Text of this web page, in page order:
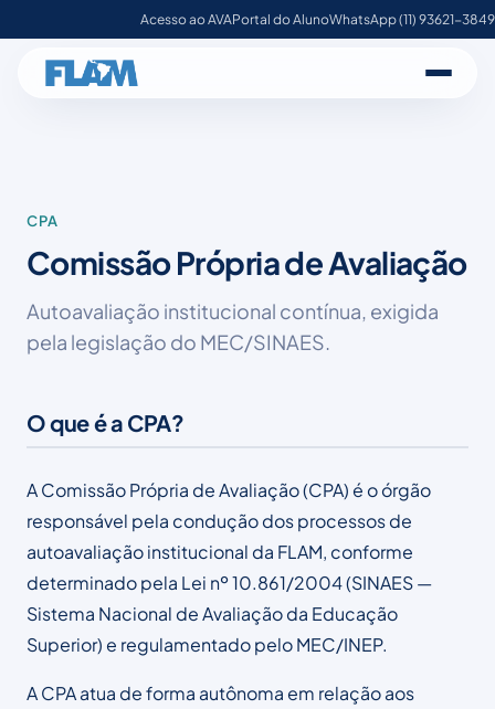
Acesso ao AVAPortal do AlunoWhatsApp (11) 93621-3849
CPA
Comissão Própria de Avaliação
Autoavaliação institucional contínua, exigida
pela legislação do MEC/SINAES.
O que é a CPA?
A Comissão Própria de Avaliação (CPA) é o órgão
responsável pela condução dos processos de
autoavaliação institucional da FLAM, conforme
determinado pela Lei nº 10.861/2004 (SINAES —
Sistema Nacional de Avaliação da Educação
Superior) e regulamentado pelo MEC/INEP.
A CPA atua de forma autônoma em relação aos